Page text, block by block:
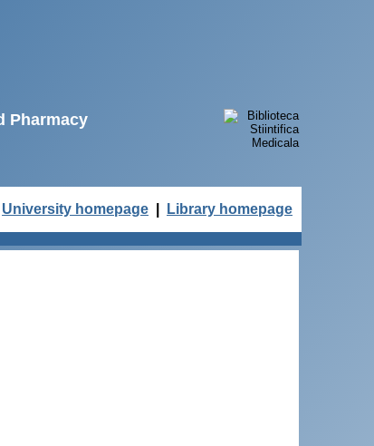
Pharmacy
University homepage Library homepage